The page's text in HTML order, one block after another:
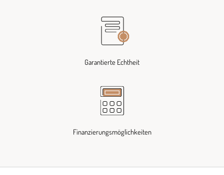
Garantierte Echtheit
Finanzierungsmöglichkeiten